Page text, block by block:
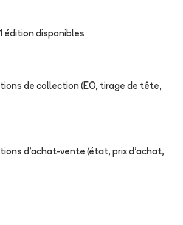
1 édition disponibles
de collection (EO, tirage de tête,
d'achat-vente (état, prix d'achat,